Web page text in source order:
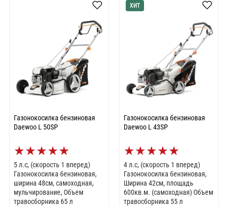
Газонокосилка бензиновая
Daewoo L 50SP
★★★★★
5 л.с, (скорость 1 вперед)
Газонокосилка бензиновая,
ширина 48см, самоходная,
мульчирование, Объем
травосборника 65 л
ХИТ
Газонокосилка бензиновая
Daewoo L 43SP
★★★★★
4 л.с, (скорость 1 вперед)
Газонокосилка бензиновая,
Ширина 42см, площадь
600кв.м. (самоходная) Объем
травосборника 55 л